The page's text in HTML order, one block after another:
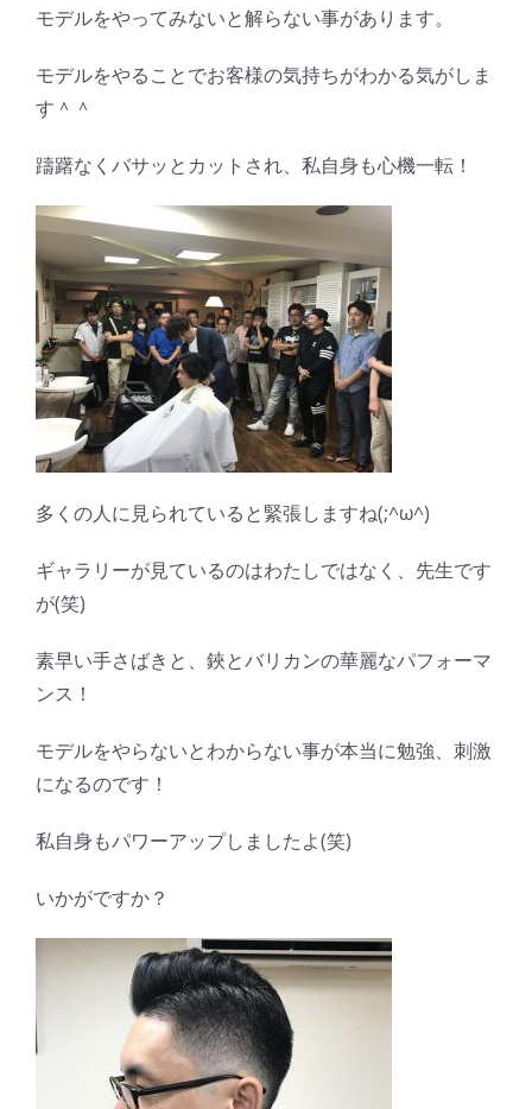
モデルをやってみないと解らない事があります。
モデルをやることでお客様の気持ちがわかる気がしま
す＾＾
躊躇なくバサッとカットされ、私自身も心機一転！
多くの人に見られていると緊張しますね(;^ω^)
ギャラリーが見ているのはわたしではなく、先生です
が(笑)
素早い手さばきと、鋏とバリカンの華麗なパフォーマ
ンス！
モデルをやらないとわからない事が本当に勉強、刺激
になるのです！
私自身もパワーアップしましたよ(笑)
いかがですか？